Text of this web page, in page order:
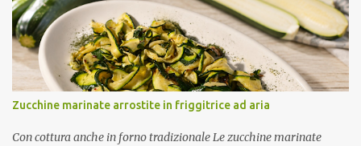
Zucchine marinate arrostite in friggitrice ad aria
Con cottura anche in forno tradizionale Le zucchine marinate